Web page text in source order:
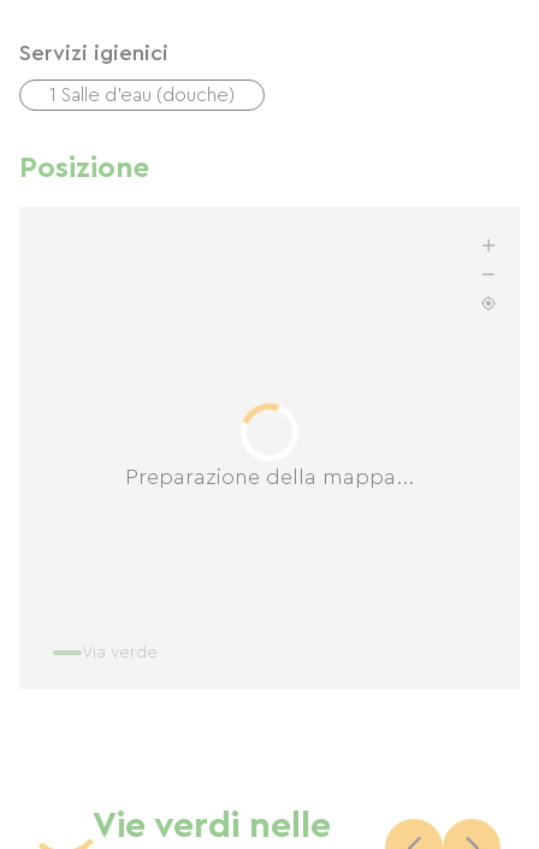
Servizi igienici
1 Salle d'eau (douche)
Posizione
Preparazione della mappa...
Via verde
Vie verdi nelle